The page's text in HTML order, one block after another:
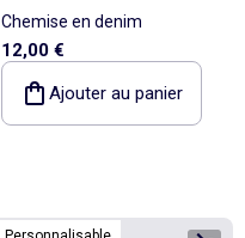
Chemise en denim
12,00 €
Ajouter au panier